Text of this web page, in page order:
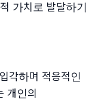
가치로 발달하기
각하며 적응적인
개인의